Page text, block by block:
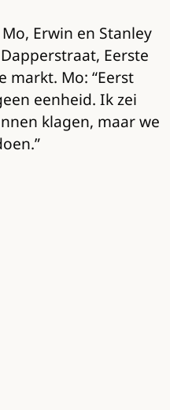
Erwin en Stanley
Eerste
markt. Mo: “Eerst
eenheid. Ik zei
klagen, maar we